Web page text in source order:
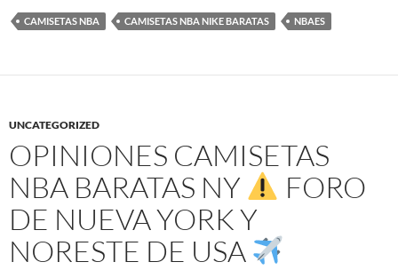
CAMISETAS NBA CAMISETAS NBA NIKE BARATAS NBAES
UNCATEGORIZED
OPINIONES CAMISETAS
NBA BARATAS NY
FORO
DE NUEVA YORK Y
NORESTE DE USA